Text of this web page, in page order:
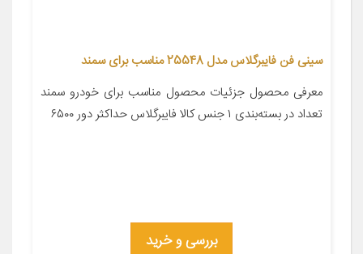
سینی فن فایبرگلاس مدل 25548 مناسب برای سمند
معرفی محصول جزئیات محصول مناسب برای خودرو سمند
تعداد در بسته‌بندی ۱ جنس کالا فایبرگلاس حداکثر دور ۶۵۰۰
بررسی و خرید